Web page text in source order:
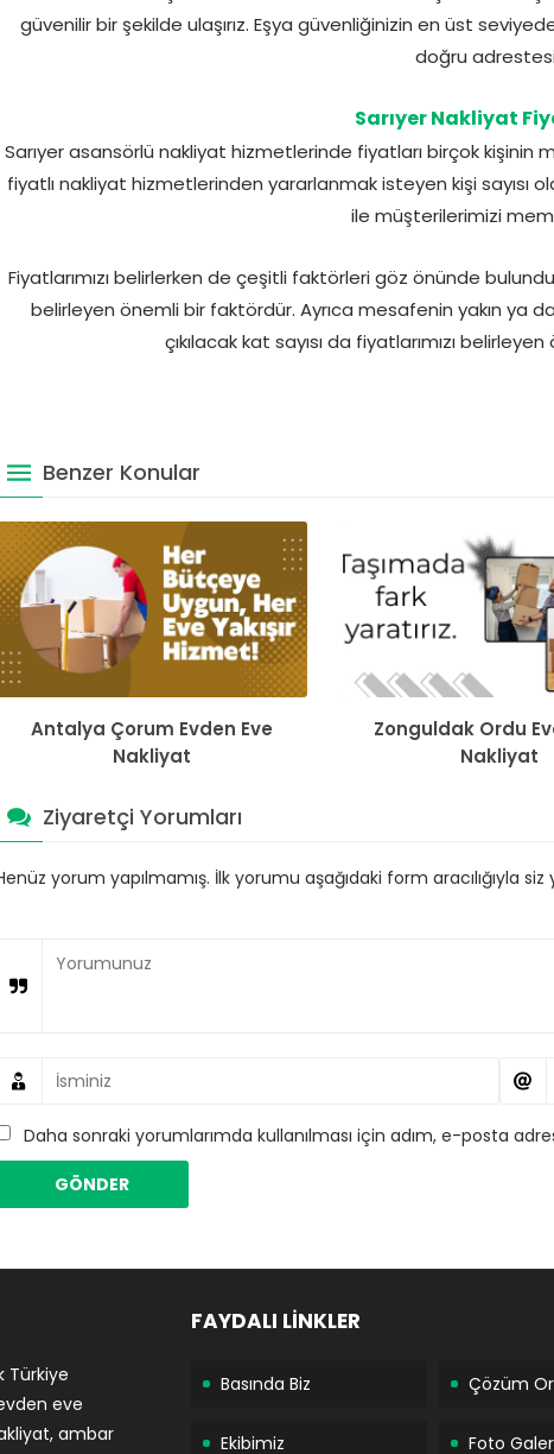
güvenilir bir şekilde ulaşırız. Eşya güvenliğinizin en üst
doğru
Sarıyer Nakliyat
Sarıyer asansörlü nakliyat hizmetlerinde fiyatları birçok kişinin
fiyatlı nakliyat hizmetlerinden yararlanmak isteyen kişi sayısı
ile müşterilerimizi
Fiyatlarımızı belirlerken de çeşitli faktörleri göz önünde
belirleyen önemli bir faktördür. Ayrıca mesafenin yakın ya
çıkılacak kat sayısı da fiyatlarımızı
Benzer Konular
Antalya Çorum Evden Eve
Nakliyat
Zonguldak Ordu
Nakliyat
Ziyaretçi Yorumları
yorum yapılmamış. İlk yorumu aşağıdaki form aracılığıyla siz
Daha sonraki yorumlarımda kullanılması için adım, e-posta
Türkiye
eve
ambar
FAYDALI LİNKLER
Basında Biz Çözüm
Ekibimiz Foto